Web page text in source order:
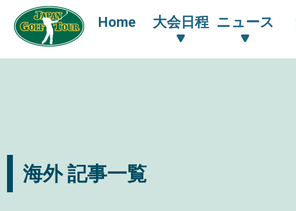
Home 大会日程 ニュース
海外 記事一覧